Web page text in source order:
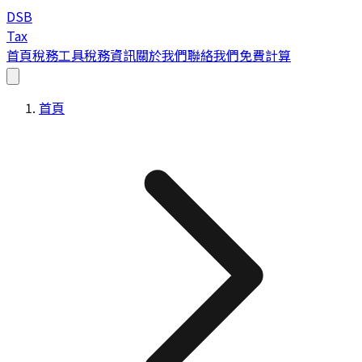
DSB
Tax
首頁稅務工具稅務資訊關於我們聯絡我們免費計算
首頁